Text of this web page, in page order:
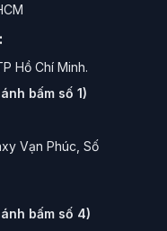
Hồ Chí Minh.
bấm số 1)
Vạn Phúc, Số
bấm số 4)